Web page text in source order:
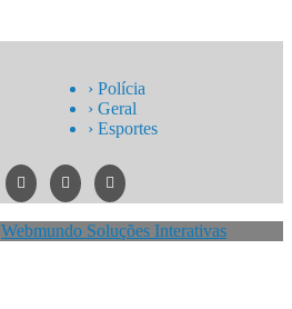
› Polícia
› Geral
› Esportes
Webmundo Soluções Interativas